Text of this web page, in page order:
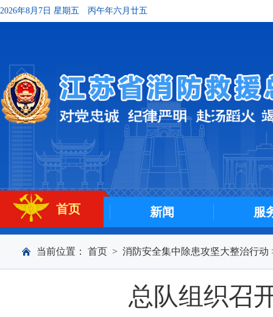
2026年8月7日 星期五 丙午年六月廿五
首页 新闻 服
当前位置： 首页 > 消防安全集中除患攻坚大整治行动
总队组织召